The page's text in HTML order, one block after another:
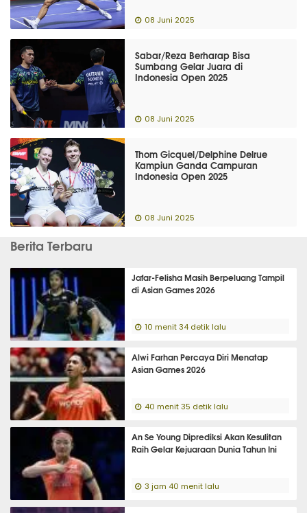
08 Juni 2025
Sabar/Reza Berharap Bisa
Sumbang Gelar Juara di
Indonesia Open 2025
08 Juni 2025
Thom Gicquel/Delphine Delrue
Kampiun Ganda Campuran
Indonesia Open 2025
08 Juni 2025
Berita Terbaru
Jafar-Felisha Masih Berpeluang Tampil
di Asian Games 2026
10 menit 34 detik lalu
Alwi Farhan Percaya Diri Menatap
Asian Games 2026
40 menit 35 detik lalu
An Se Young Diprediksi Akan Kesulitan
Raih Gelar Kejuaraan Dunia Tahun Ini
3 jam 40 menit lalu